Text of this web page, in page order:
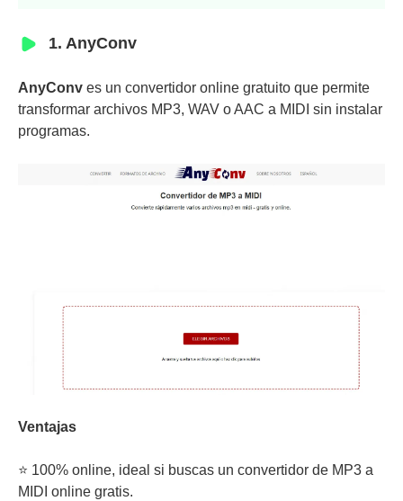
1. AnyConv
AnyConv es un convertidor online gratuito que permite
transformar archivos MP3, WAV o AAC a MIDI sin instalar
programas.
Ventajas
⭐ 100% online, ideal si buscas un convertidor de MP3 a
MIDI online gratis.